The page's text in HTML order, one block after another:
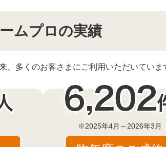
ムプロの実績
、多くのお客さまにご利用いただいていま
※2025年4月～2026年3月